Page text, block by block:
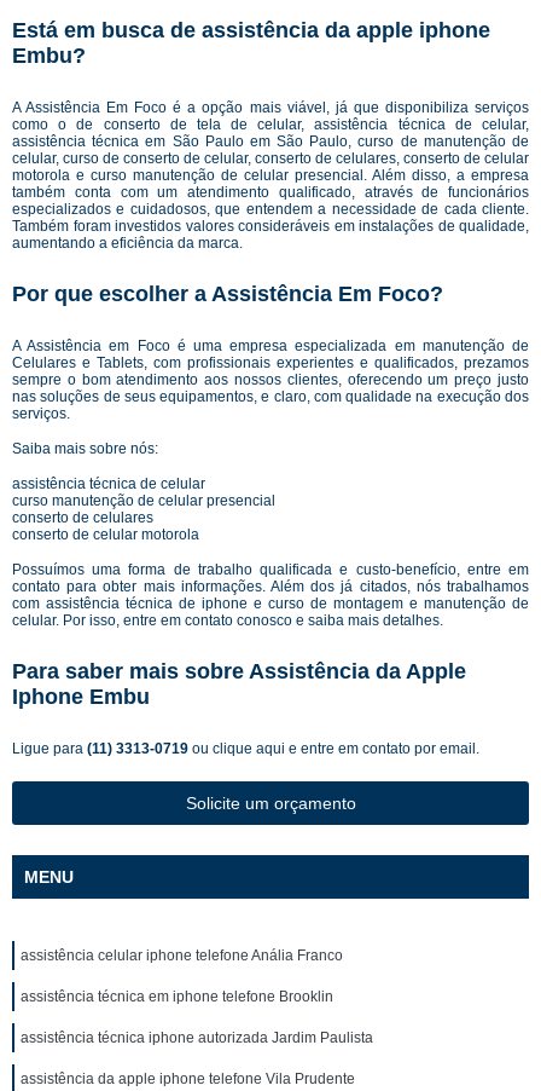
Está em busca de assistência da apple iphone
Embu?
A Assistência Em Foco é a opção mais viável, já que disponibiliza serviços
como o de conserto de tela de celular, assistência técnica de celular,
assistência técnica em São Paulo em São Paulo, curso de manutenção de
celular, curso de conserto de celular, conserto de celulares, conserto de celular
motorola e curso manutenção de celular presencial. Além disso, a empresa
também conta com um atendimento qualificado, através de funcionários
especializados e cuidadosos, que entendem a necessidade de cada cliente.
Também foram investidos valores consideráveis em instalações de qualidade,
aumentando a eficiência da marca.
Por que escolher a Assistência Em Foco?
A Assistência em Foco é uma empresa especializada em manutenção de
Celulares e Tablets, com profissionais experientes e qualificados, prezamos
sempre o bom atendimento aos nossos clientes, oferecendo um preço justo
nas soluções de seus equipamentos, e claro, com qualidade na execução dos
serviços.
Saiba mais sobre nós:
assistência técnica de celular
curso manutenção de celular presencial
conserto de celulares
conserto de celular motorola
Possuímos uma forma de trabalho qualificada e custo-benefício, entre em
contato para obter mais informações. Além dos já citados, nós trabalhamos
com assistência técnica de iphone e curso de montagem e manutenção de
celular. Por isso, entre em contato conosco e saiba mais detalhes.
Para saber mais sobre Assistência da Apple
Iphone Embu
Ligue para (11) 3313-0719 ou clique aqui e entre em contato por email.
Solicite um orçamento
MENU
assistência celular iphone telefone Anália Franco
assistência técnica em iphone telefone Brooklin
assistência técnica iphone autorizada Jardim Paulista
assistência da apple iphone telefone Vila Prudente